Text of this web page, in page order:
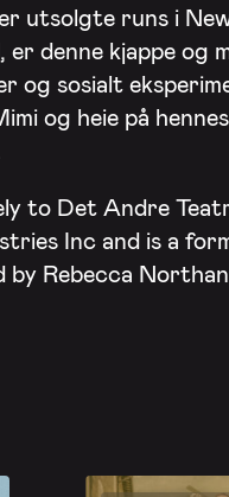
utsolgte runs i New
denne kjappe og
og sosialt
og heie på
to Det Andre
Inc and is a
Rebecca